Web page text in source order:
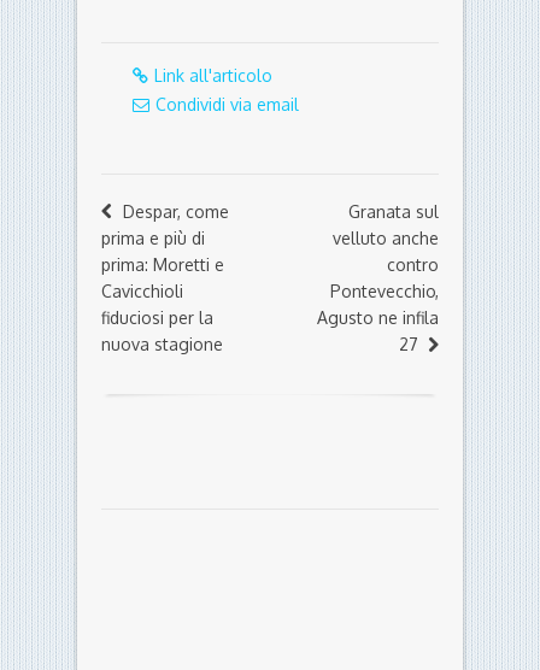
Link all'articolo
Condividi via email
Despar, come
prima e più di
prima: Moretti e
Cavicchioli
fiduciosi per la
nuova stagione
Granata sul
velluto anche
contro
Pontevecchio,
Agusto ne infila
27